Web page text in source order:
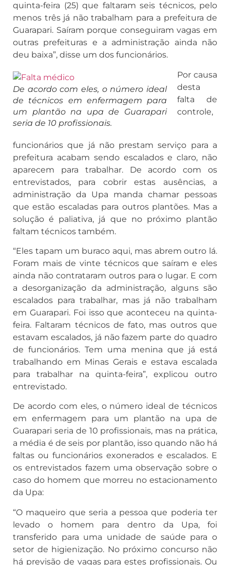
quinta-feira (25) que faltaram seis técnicos, pelo
menos três já não trabalham para a prefeitura de
Guarapari. Saíram porque conseguiram vagas em
outras prefeituras e a administração ainda não
deu baixa”, disse um dos funcionários.
De acordo com eles, o número ideal
de técnicos em enfermagem para
um plantão na upa de Guarapari
seria de 10 profissionais.
Por causa
desta
falta de
controle,
funcionários que já não prestam serviço para a
prefeitura acabam sendo escalados e claro, não
aparecem para trabalhar. De acordo com os
entrevistados, para cobrir estas ausências, a
administração da Upa manda chamar pessoas
que estão escaladas para outros plantões. Mas a
solução é paliativa, já que no próximo plantão
faltam técnicos também.
“Eles tapam um buraco aqui, mas abrem outro lá.
Foram mais de vinte técnicos que saíram e eles
ainda não contrataram outros para o lugar. E com
a desorganização da administração, alguns são
escalados para trabalhar, mas já não trabalham
em Guarapari. Foi isso que aconteceu na quinta-
feira. Faltaram técnicos de fato, mas outros que
estavam escalados, já não fazem parte do quadro
de funcionários. Tem uma menina que já está
trabalhando em Minas Gerais e estava escalada
para trabalhar na quinta-feira”, explicou outro
entrevistado.
De acordo com eles, o número ideal de técnicos
em enfermagem para um plantão na upa de
Guarapari seria de 10 profissionais, mas na prática,
a média é de seis por plantão, isso quando não há
faltas ou funcionários exonerados e escalados. E
os entrevistados fazem uma observação sobre o
caso do homem que morreu no estacionamento
da Upa:
“O maqueiro que seria a pessoa que poderia ter
levado o homem para dentro da Upa, foi
transferido para uma unidade de saúde para o
setor de higienização. No próximo concurso não
há previsão de vagas para estes profissionais. Ou